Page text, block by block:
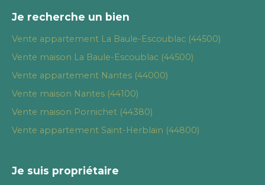
Je recherche un bien
Vente appartement La Baule-Escoublac (44500)
Vente maison La Baule-Escoublac (44500)
Vente appartement Nantes (44000)
Vente maison Nantes (44100)
Vente maison Pornichet (44380)
Vente appartement Saint-Herblain (44800)
Je suis propriétaire